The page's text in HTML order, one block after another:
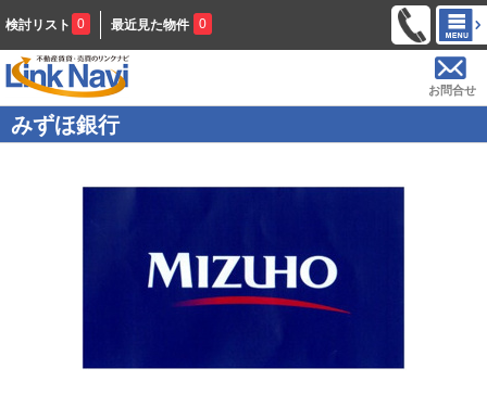
検討リスト 0 最近見た物件 0
お問合せ
みずほ銀行